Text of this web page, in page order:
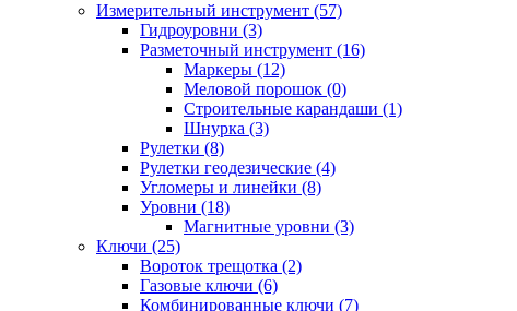
Измерительный инструмент (57)
Гидроуровни (3)
Разметочный инструмент (16)
Маркеры (12)
Меловой порошок (0)
Строительные карандаши (1)
Шнурка (3)
Рулетки (8)
Рулетки геодезические (4)
Угломеры и линейки (8)
Уровни (18)
Магнитные уровни (3)
Ключи (25)
Вороток трещотка (2)
Газовые ключи (6)
Комбинированные ключи (7)